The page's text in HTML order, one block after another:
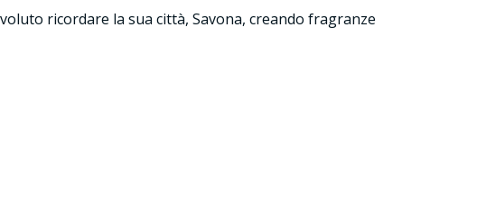
ricordare la sua città, Savona, creando fragranze